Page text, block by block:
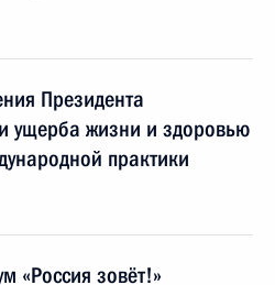
Президента
ущерба жизни и здоровью
практики
«Россия зовёт!»